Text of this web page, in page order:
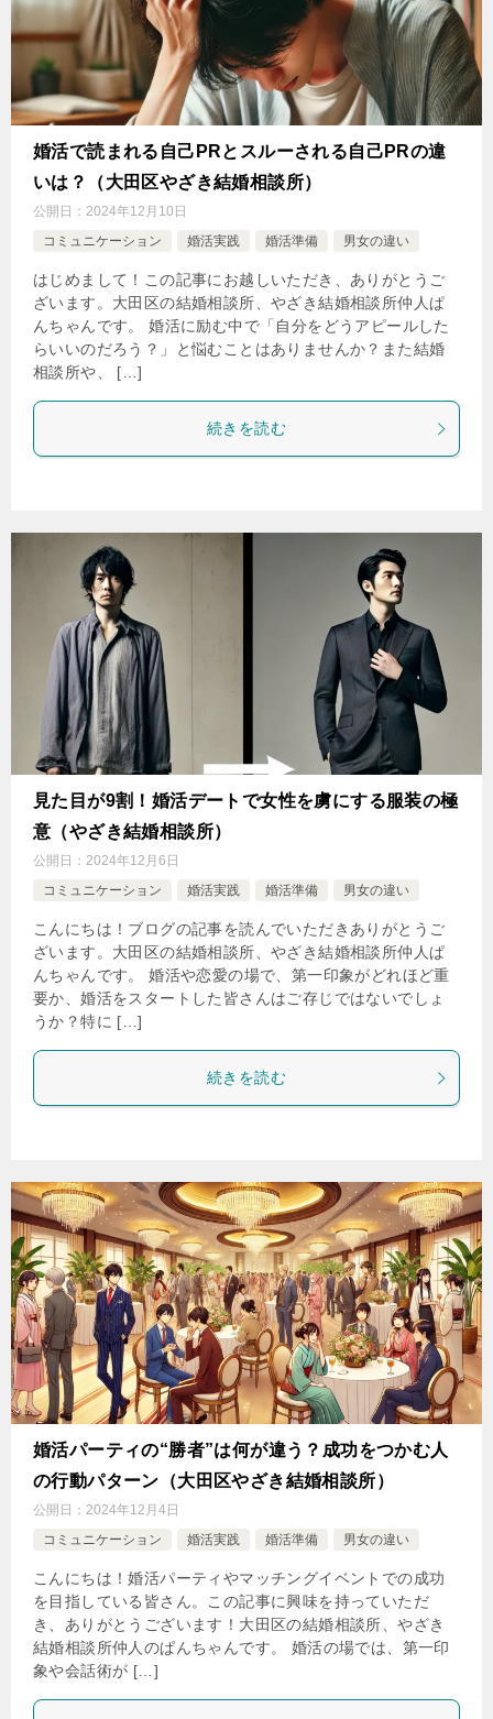
婚活で読まれる自己PRとスルーされる自己PRの違
いは？（大田区やざき結婚相談所）
公開日： 2024年12月10日
コミュニケーション
婚活実践 婚活準備 男女の違い
はじめまして！この記事にお越しいただき、ありがとうご
ざいます。大田区の結婚相談所、やざき結婚相談所仲人ぱ
んちゃんです。 婚活に励む中で「自分をどうアピールした
らいいのだろう？」と悩むことはありませんか？また結婚
相談所や、 […]
続きを読む
見た目が9割！婚活デートで女性を虜にする服装の極
意（やざき結婚相談所）
公開日： 2024年12月6日
コミュニケーション
婚活実践 婚活準備 男女の違い
こんにちは！ブログの記事を読んでいただきありがとうご
ざいます。大田区の結婚相談所、やざき結婚相談所仲人ぱ
んちゃんです。 婚活や恋愛の場で、第一印象がどれほど重
要か、婚活をスタートした皆さんはご存じではないでしょ
うか？特に […]
続きを読む
婚活パーティの“勝者”は何が違う？成功をつかむ人
の行動パターン（大田区やざき結婚相談所）
公開日： 2024年12月4日
コミュニケーション
婚活実践 婚活準備 男女の違い
こんにちは！婚活パーティやマッチングイベントでの成功
を目指している皆さん。この記事に興味を持っていただ
き、ありがとうございます！大田区の結婚相談所、やざき
結婚相談所仲人のぱんちゃんです。 婚活の場では、第一印
象や会話術が […]